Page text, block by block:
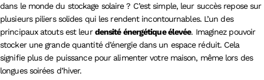
dans le monde du stockage solaire ? C’est simple, leur succès repose sur
plusieurs piliers solides qui les rendent incontournables. L’un des
principaux atouts est leurdensité énergétique élevée. Imaginez pouvoir
stocker une grande quantité d’énergie dans un espace réduit. Cela
signifie plus de puissance pour alimenter votre maison, même lors des
longues soirées d’hiver.